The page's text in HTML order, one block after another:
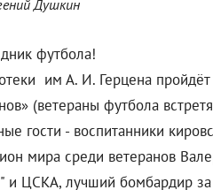
Душкин
футбола!
им А. И. Герцена
(ветераны футбола
гости - воспитанники
мира среди ветеранов
ЦСКА, лучший бомбардир